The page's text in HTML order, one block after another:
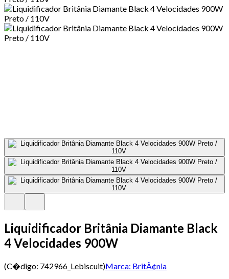
Liquidificador Britânia Diamante Black
4 Velocidades 900W
(C�digo: 742966_Lebiscuit)Marca: BritÃ¢nia